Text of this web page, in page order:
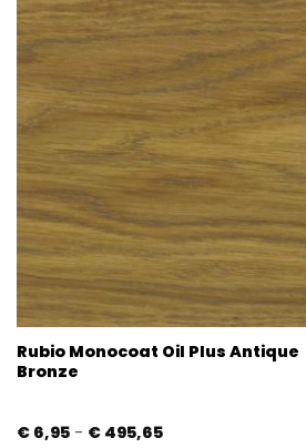
Rubio Monocoat Oil Plus Antique
Bronze
€6,95 - €495,65Prijsklasse: